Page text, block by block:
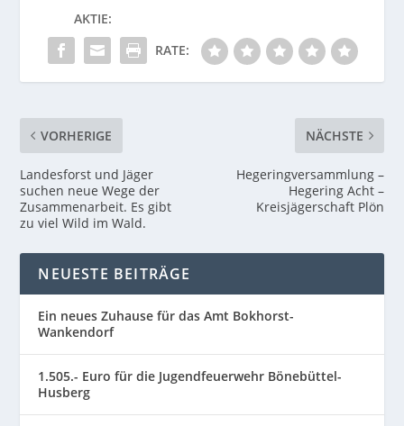
AKTIE:
RATE:
VORHERIGE
Landesforst und Jäger
suchen neue Wege der
Zusammenarbeit. Es gibt
zu viel Wild im Wald.
NÄCHSTE
Hegeringversammlung –
Hegering Acht –
Kreisjägerschaft Plön
NEUESTE BEITRÄGE
Ein neues Zuhause für das Amt Bokhorst-
Wankendorf
1.505.- Euro für die Jugendfeuerwehr Bönebüttel-
Husberg